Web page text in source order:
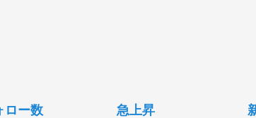
ロー数 急上昇